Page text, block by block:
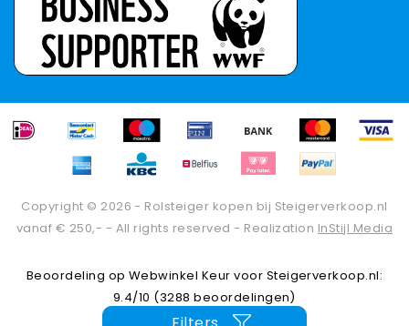
Copyright © 2026 - Rolsteiger kopen bij Steigerverkoop.nl
vanaf € 250,- - All rights reserved - Realization InStijl Media
Beoordeling op Webwinkel Keur voor Steigerverkoop.nl:
9.4/10 (3288 beoordelingen)